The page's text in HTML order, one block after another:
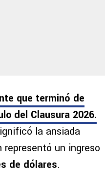
que terminó de
del Clausura 2026.
la ansiada
un ingreso
de dólares.